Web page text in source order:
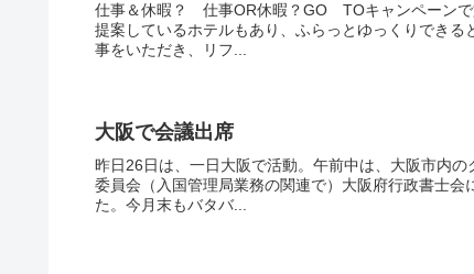
仕事＆休暇？ 仕事OR休暇？GO TOキャンペーン
提案しているホテルもあり、ふらっとゆっくりでき
事をいただき、リフ...
大阪で会議出席
昨日26日は、一日大阪で活動。午前中は、大阪市内
委員会（入国管理局業務の関連で）大阪府行政書士
た。今月末もバタバ...